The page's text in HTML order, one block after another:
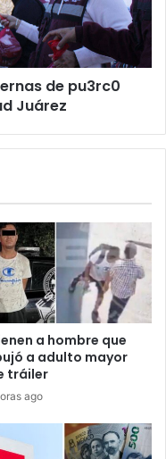
de pu3rc0
Juárez
a hombre que
a adulto mayor
tráiler
ago